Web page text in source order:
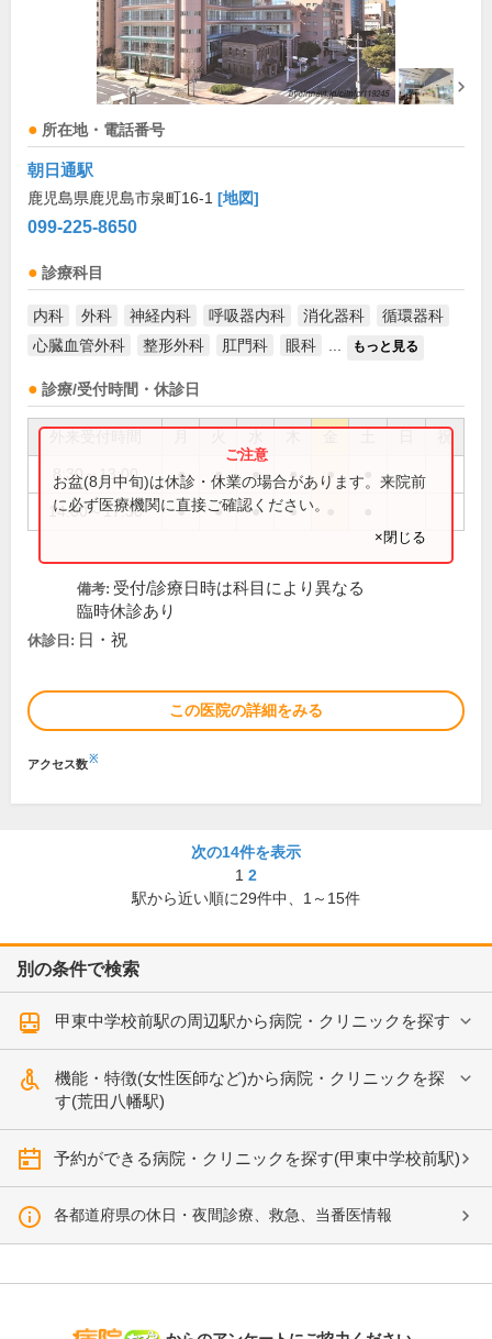
所在地・電話番号
朝日通駅
鹿児島県鹿児島市泉町16-1 [地図]
099-225-8650
診療科目
内科 外科 神経内科 呼吸器内科 消化器科
循環器科
心臓血管外科
整形外科 肛門科 眼科 もっと見る
診療/受付時間・休診日
祝
8:30～13:00 ● ● ● ● ●
14:00～17:30 ● ● ● ●
お盆(8月中旬)は休診・休業の場合があります。来院前
に必ず医療機関に直接ご確認ください。
×閉じる
備考: 受付/診療日時は科目により異なる
臨時休診あり
休診日: 日・祝
この医院の詳細をみる
アクセス数※
次の14件を表示
1 2
駅から近い順に29件中、 1～15件
別の条件で検索
甲東中学校前駅の周辺駅から病院・クリニックを探す
機能・特徴(女性医師など)から病院・クリニックを探
す(荒田八幡駅)
予約ができる病院・クリニックを探す(甲東中学校前駅)
各都道府県の休日・夜間診療、救急、当番医情報